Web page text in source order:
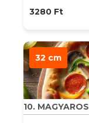
3280 Ft
32 cm
10. MAGYAROS